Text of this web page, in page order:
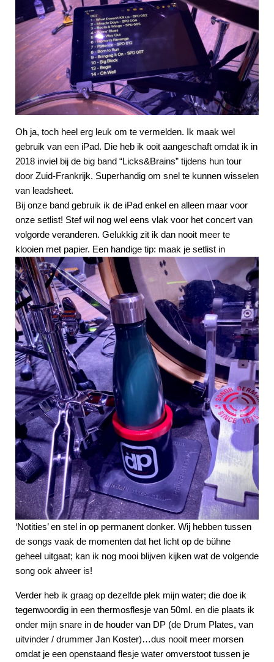
Oh ja, toch heel erg leuk om te vermelden. Ik maak wel
gebruik van een iPad. Die heb ik ooit aangeschaft omdat ik in
2018 inviel bij de big band “Licks&Brains” tijdens hun tour
door Zuid-Frankrijk. Superhandig om snel te kunnen wisselen
van leadsheet.
Bij onze band gebruik ik de iPad enkel en alleen maar voor
onze setlist! Stef wil nog wel eens vlak voor het concert van
volgorde veranderen. Gelukkig zit ik dan nooit meer te
klooien met papier. Een handige tip: maak je setlist in
‘Notities’ en stel in op permanent donker. Wij hebben tussen
de songs vaak de momenten dat het licht op de bühne
geheel uitgaat; kan ik nog mooi blijven kijken wat de volgende
song ook alweer is!
Verder heb ik graag op dezelfde plek mijn water; die doe ik
tegenwoordig in een thermosflesje van 50ml. en die plaats ik
onder mijn snare in de houder van DP (de Drum Plates, van
uitvinder / drummer Jan Koster)…dus nooit meer morsen
omdat je een openstaand flesje water omverstoot tussen je